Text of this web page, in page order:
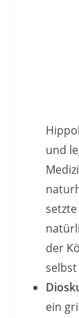
und
der
selbst
ein